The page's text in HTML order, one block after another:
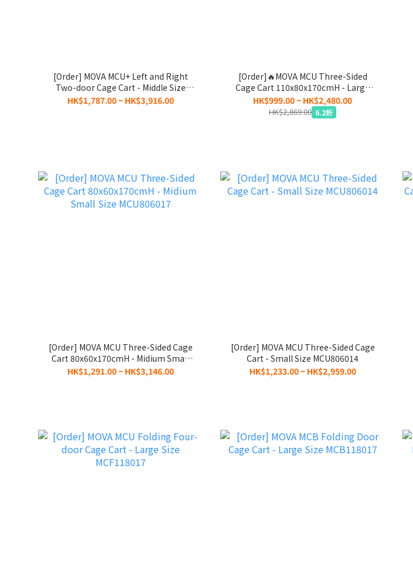
[Order] MOVA MCU+ Left and Right
Two-door Cage Cart - Middle Size
MCD+856517
HK$1,787.00 ~ HK$3,916.00
[Order]🔥MOVA MCU Three-Sided
Cage Cart 110x80x170cmH - Large
SIze MCU118017
HK$999.00 ~ HK$2,480.00
HK$2,869.00 6.2折
[Order] MOVA MCU Three-Sided Cage
Cart 80x60x170cmH - Midium Small
Size MCU806017
HK$1,291.00 ~ HK$3,146.00
[Order] MOVA MCU Three-Sided Cage
Cart - Small Size MCU806014
HK$1,233.00 ~ HK$2,959.00